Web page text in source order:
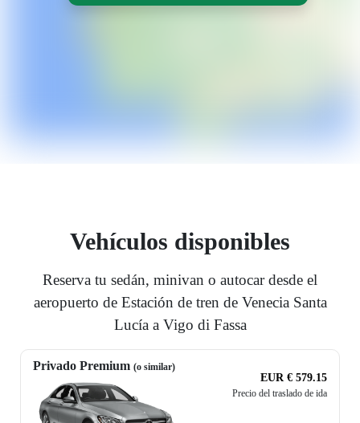
Vehículos disponibles
Reserva tu sedán, minivan o autocar desde el
aeropuerto de Estación de tren de Venecia Santa
Lucía a Vigo di Fassa
Privado Premium (o similar)
EUR € 579.15
Precio del traslado de ida